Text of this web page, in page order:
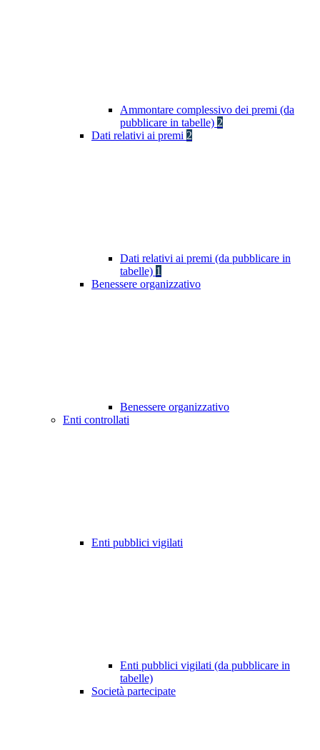
Ammontare complessivo dei premi (da
pubblicare in tabelle) 2
Dati relativi ai premi 2
Dati relativi ai premi (da pubblicare in
tabelle) 1
Benessere organizzativo
Benessere organizzativo
Enti controllati
Enti pubblici vigilati
Enti pubblici vigilati (da pubblicare in
tabelle)
Società partecipate